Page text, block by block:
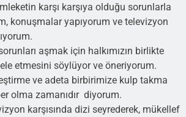
karşı karşıya olduğu sorunlarla
konuşmalar yapıyorum ve televizyon
aşmak için halkımızın birlikte
etmesini söylüyor ve öneriyorum.
ve adeta birbirimize kulp takma
olma zamanıdır diyorum.
karşısında dizi seyrederek, mükellef